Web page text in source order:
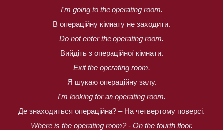
I'm going to the operating room.
В операційну кімнату не заходити.
Do not enter the operating room.
Вийдіть з операційної кімнати.
Exit the operating room.
Я шукаю операційну залу.
I'm looking for an operating room.
Де знаходиться операційна? – На четвертому поверсі.
Where is the operating room? - On the fourth floor.